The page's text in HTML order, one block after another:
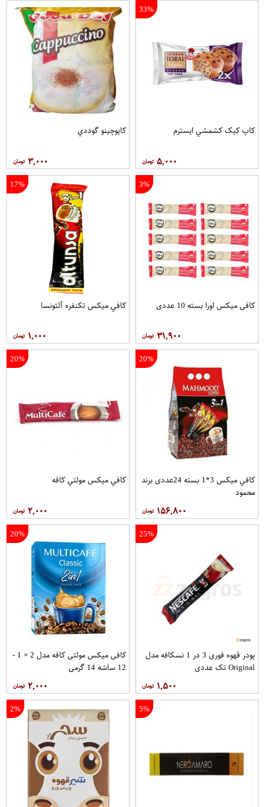
33%
کاپ کيک کشمشي ايسترم
۵,۰۰۰
کاپوچينو گوددي
۳,۰۰۰
3%
کافی میکس اورا بسته 10 عددی
۳۱,۹۰۰
17%
کافي ميکس تکنفره آلتونسا
۱,۰۰۰
20%
کافي ميکس 3*1 بسته 24عددی برند
محمود
۱۵۶,۸۰۰
20%
کافي ميکس مولتي کافه
۲,۰۰۰
25%
پودر قهوه فوری 3 در 1 نسکافه مدل
Original تک عددی
۱,۵۰۰
20%
کافی میکس مولتی کافه مدل 2 × 1 -
12 ساشه 14 گرمی
۲,۰۰۰
5%
2%